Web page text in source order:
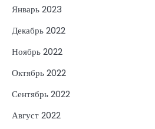
Январь 2023
Декабрь 2022
Ноябрь 2022
Октябрь 2022
Сентябрь 2022
Август 2022